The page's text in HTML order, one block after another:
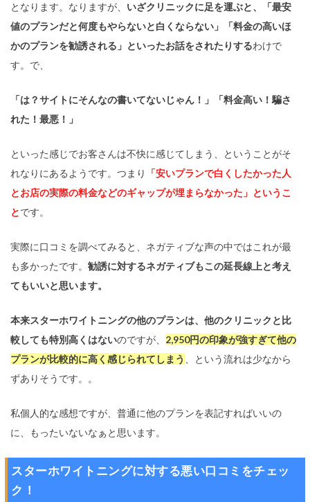
となります。なりますが、 いざクリニックに足を運ぶと、「最安
値のプランだと何度もやらないと白くならない」「料金の高いほ
かのプランを勧誘される」といったお話をされたりするわけで
す。で、
「は？サイトにそんなの書いてないじゃん！」「料金高い！騙さ
れた！最悪！」
といった感じでお客さんは不快に感じてしまう、ということがそ
れなりにあるようです。つまり
「安いプランで白くしたかった人
とお店の実際の料金などのギャップが埋まらなかった」というこ
とです。
実際に口コミを調べてみると、ネガティブな声の中ではこれが最
も多かったです。 勧誘に対するネガティブもこの延長線上と考え
てもいいと思います。
本来スターホワイトニングの他のプランは、他のクリニックと比
較しても特別高くはないのですが、 2,950円の印象が強すぎて他の
プランが比較的に高く感じられてしまう
、という流れは少なから
ずありそうです。。
私個人的な感想ですが、普通に他のプランを表記すればいいの
に、もったいないなぁと思います。
スターホワイトニングに対する悪い口コミをチェッ
ク！